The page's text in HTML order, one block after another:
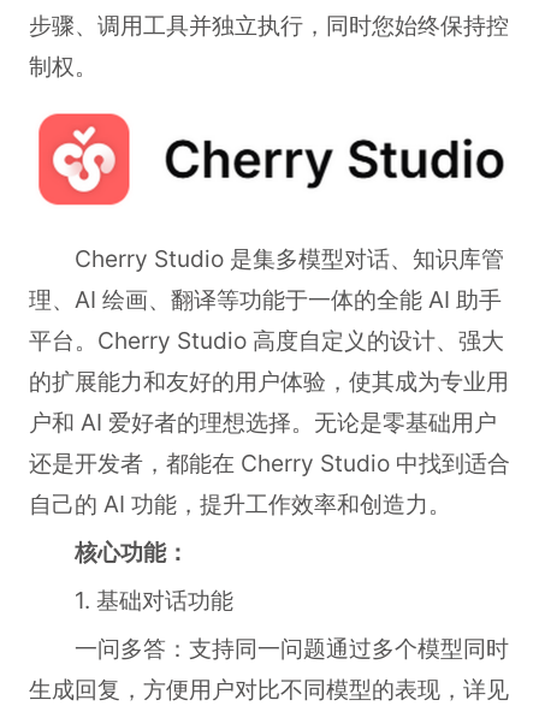
步骤、调用工具并独立执行，同时您始终保持控
制权。
Cherry Studio 是集多模型对话、知识库管
理、AI 绘画、翻译等功能于一体的全能 AI 助手
平台。Cherry Studio 高度自定义的设计、强大
的扩展能力和友好的用户体验，使其成为专业用
户和 AI 爱好者的理想选择。无论是零基础用户
还是开发者，都能在 Cherry Studio 中找到适合
自己的 AI 功能，提升工作效率和创造力。
核心功能：
1. 基础对话功能
一问多答：支持同一问题通过多个模型同时
生成回复，方便用户对比不同模型的表现，详见